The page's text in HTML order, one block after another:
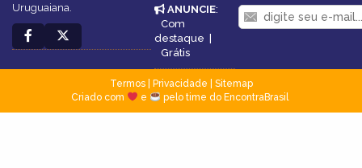
Uruguaiana.
ANUNCIE:
Com
destaque |
Grátis
Termos| Privacidade
Sitemap
Criado com
e pelo time do EncontraBrasil